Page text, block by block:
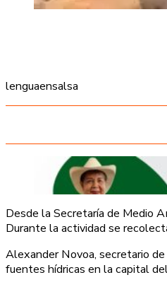
lenguaensalsa
Desde la Secretaría de Medio
Durante la actividad se
Alexander Novoa, secretario
fuentes hídricas en la capital